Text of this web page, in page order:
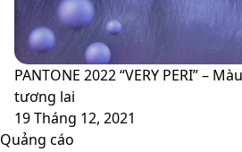
PANTONE 2022 “VERY PERI” –
tương lai
19 Tháng 12, 2021
Quảng cáo